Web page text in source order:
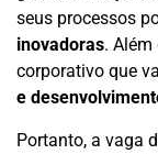
seus processos
inovadoras.
corporativo que
e
Portanto, a vaga